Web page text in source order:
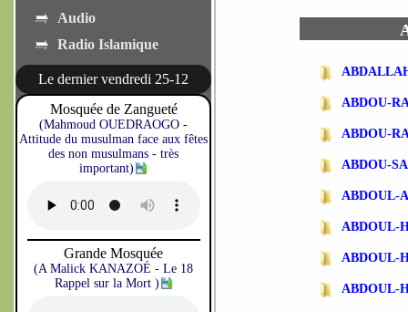
Audio
Radio Islamique
Le dernier vendredi 25-12
Mosquée de Zangueté
(Mahmoud OUEDRAOGO -
Attitude du musulman face aux fêtes
des non musulmans - très
important)
Grande Mosquée
(A Malick KANAZOÉ - Le 18
Rappel sur la Mort )
ABDOU-
ABDOU-
ABDOU-
ABDOUL-
ABDOUL-
ABDOUL-
ABDOUL-